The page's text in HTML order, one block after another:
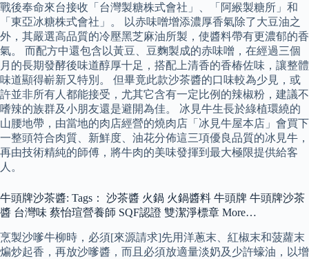
戰後奉命來台接收「台灣製糖株式會社」、「阿緱製糖所」和
「東亞冰糖株式會社」。 以赤味噌增添濃厚香氣除了大豆油之
外，其嚴選高品質的冷壓黑芝麻油所製，使醬料帶有更濃郁的香
氣。 而配方中還包含以黃豆、豆麴製成的赤味噌，在經過三個
月的長期發酵後味道醇厚十足，搭配上清香的香椿佐味，讓整體
味道顯得嶄新又特別。 但畢竟此款沙茶醬的口味較為少見，或
許並非所有人都能接受，尤其它含有一定比例的辣椒粉，建議不
嗜辣的族群及小朋友還是避開為佳。 冰見牛生長於綠植環繞的
山腰地帶，由當地的肉店經營的燒肉店「冰見牛屋本店」會買下
一整頭符合肉質、新鮮度、油花分佈這三項優良品質的冰見牛，
再由技術精純的師傅，將牛肉的美味發揮到最大極限提供給客
人。
牛頭牌沙茶醬: Tags： 沙茶醬 火鍋 火鍋醬料 牛頭牌 牛頭牌沙茶
醬 台灣味 蔡怡瑄營養師 SQF認證 雙潔淨標章 More…
烹製沙嗲牛柳時，必須[來源請求]先用洋蔥末、紅椒末和菠蘿末
煸炒起香，再放沙嗲醬，而且必須放適量淡奶及少許蠔油，以增